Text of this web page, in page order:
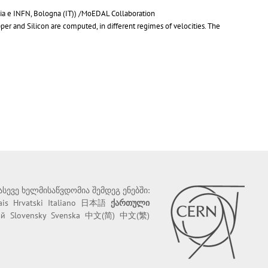
e INFN, Bologna (IT)) /MoEDAL Collaboration
and Silicon are computed, in different regimes of velocities. The
ხელმისაწვდომია შემდეგ ენებში:
Hrvatski Italiano 日本語 ქართული
Slovensky Svenska 中文(简) 中文(繁)